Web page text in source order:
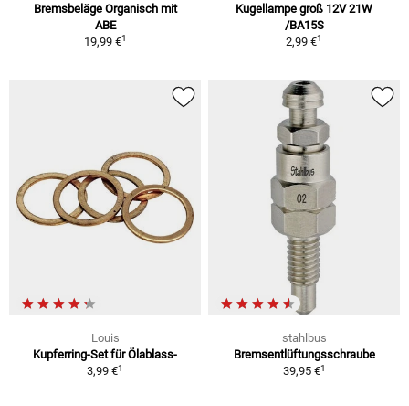
Bremsbeläge Organisch mit
ABE
19,99 €1
Kugellampe groß 12V 21W
/BA15S
2,99 €1
Louis
Kupferring-Set für Ölablass-
3,99 €1
stahlbus
Bremsentlüftungsschraube
39,95 €1